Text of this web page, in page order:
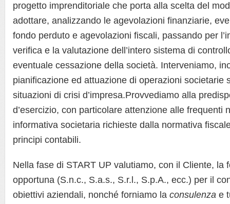
progetto imprenditoriale che porta alla scelta del
adottare, analizzando le agevolazioni finanziarie,
fondo perduto e agevolazioni fiscali, passando per
verifica e la valutazione dell’intero sistema di
eventuale cessazione della società. Interveniamo,
pianificazione ed attuazione di operazioni societarie
situazioni di crisi d’impresa.Provvediamo alla
d’esercizio, con particolare attenzione alle frequenti
informativa societaria richieste dalla normativa
principi contabili.
Nella fase di START UP valutiamo, con il Cliente, la
opportuna (S.n.c., S.a.s., S.r.l., S.p.A., ecc.) per il
obiettivi aziendali, nonché forniamo la consulenza e